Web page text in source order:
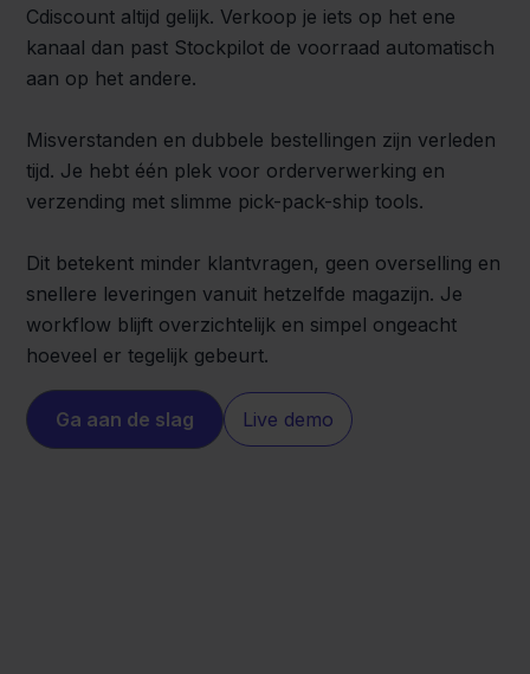
Cdiscount altijd gelijk. Verkoop je iets op het ene
kanaal dan past Stockpilot de voorraad automatisch
aan op het andere.
Misverstanden en dubbele bestellingen zijn verleden
tijd. Je hebt één plek voor orderverwerking en
verzending met slimme pick-pack-ship tools.
Dit betekent minder klantvragen, geen overselling en
snellere leveringen vanuit hetzelfde magazijn. Je
workflow blijft overzichtelijk en simpel ongeacht
hoeveel er tegelijk gebeurt.
Ga aan de slag Live demo